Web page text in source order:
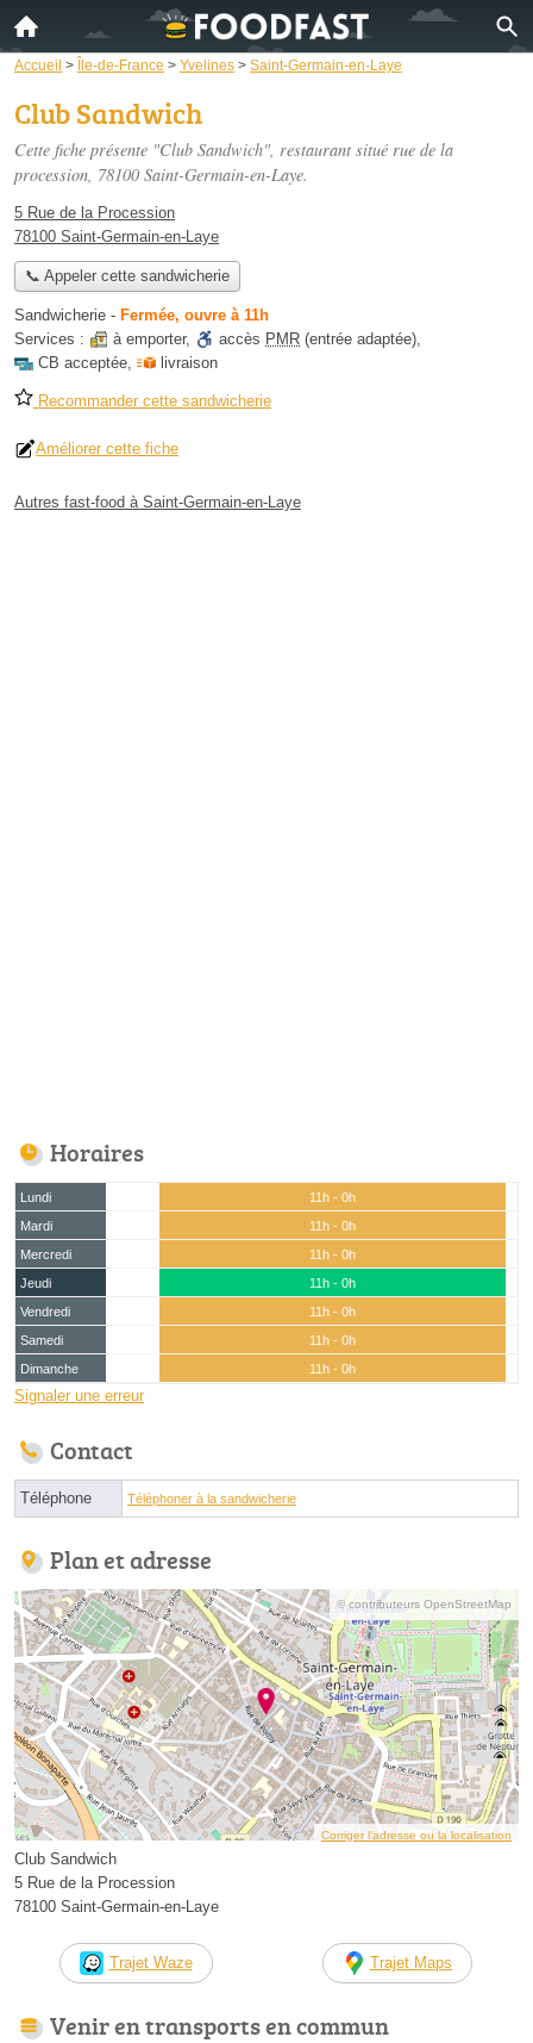
Accueil > Île-de-France > Yvelines > Saint-Germain-en-Laye
Club Sandwich
Cette fiche présente "Club Sandwich", restaurant situé rue de la
procession, 78100 Saint-Germain-en-Laye.
5 Rue de la Procession
78100 Saint-Germain-en-Laye
📞 Appeler cette sandwicherie
Sandwicherie - Fermée, ouvre à 11h
Services :
à emporter, accès PMR (entrée adaptée),
CB acceptée, livraison
Recommander cette sandwicherie
Améliorer cette fiche
Autres fast-food à Saint-Germain-en-Laye
Horaires
Lundi
11h - 0h
Mardi
11h - 0h
Mercredi
11h - 0h
Jeudi
11h - 0h
Vendredi
11h - 0h
Samedi
11h - 0h
Dimanche
11h - 0h
Signaler une erreur
Contact
Téléphone Téléphoner à la sandwicherie
Plan et adresse
© contributeurs OpenStreetMap
Corriger l’adresse ou la localisation
Club Sandwich
5 Rue de la Procession
78100 Saint-Germain-en-Laye
Trajet Waze Trajet Maps
Venir en transports en commun